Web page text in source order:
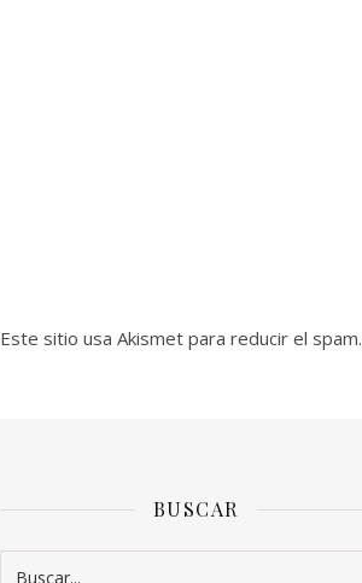
Este sitio usa Akismet para reducir el spam.
BUSCAR